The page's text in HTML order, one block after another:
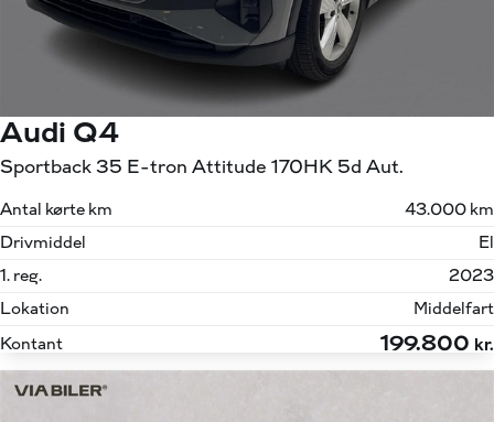
Audi Q4
Sportback 35 E-tron Attitude 170HK 5d Aut.
Antal kørte km
43.000 km
Drivmiddel
El
1. reg.
2023
Lokation
Middelfart
Kontant
199.800 kr.